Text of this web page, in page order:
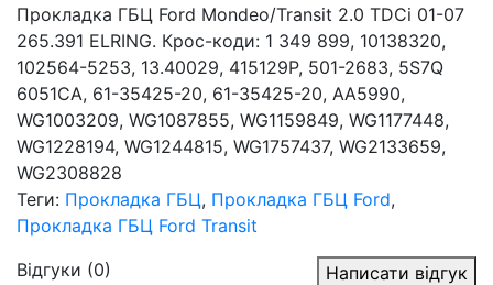
Прокладка ГБЦ Ford Mondeo/Transit 2.0 TDCi 01-07
265.391 ELRING. Крос-коди: 1 349 899, 10138320,
102564-5253, 13.40029, 415129P, 501-2683, 5S7Q
6051CA, 61-35425-20, 61-35425-20, AA5990,
WG1003209, WG1087855, WG1159849, WG1177448,
WG1228194, WG1244815, WG1757437, WG2133659,
WG2308828
Теги: Прокладка ГБЦ, Прокладка ГБЦ Ford,
Прокладка ГБЦ Ford Transit
Відгуки (0)
Написати відгук